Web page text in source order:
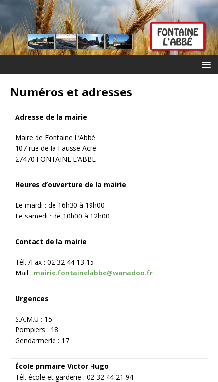
Numéros et adresses
Adresse de la mairie
Maire de Fontaine L’Abbé
107 rue de la Fausse Acre
27470 FONTAINE L’ABBE
Heures d’ouverture de la mairie
Le mardi : de 16h30 à 19h00
Le samedi : de 10h00 à 12h00
Contact de la mairie
Tél. /Fax : 02 32 44 13 15
Mail : mairie.fontainelabbe@wanadoo.fr
Urgences
S.A.M.U : 15
Pompiers : 18
Gendarmerie : 17
École primaire Victor Hugo
Tél. école et garderie : 02 32 44 21 94